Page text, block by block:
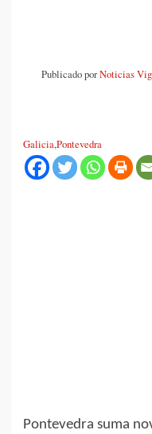
Publicado porNoticias
Galicia,Pontevedra
Pontevedra suma